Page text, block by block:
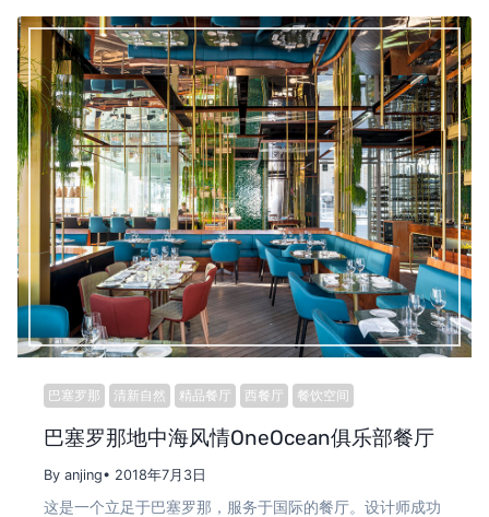
巴塞罗那 清新自然 精品餐厅 西餐厅 餐饮空间
巴塞罗那地中海风情OneOcean俱乐部餐厅
By anjing• 2018年7月3日
这是一个立足于巴塞罗那，服务于国际的餐厅。设计师成功